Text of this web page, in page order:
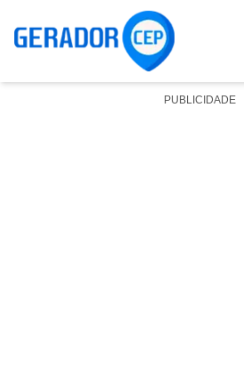
PUBLICIDADE